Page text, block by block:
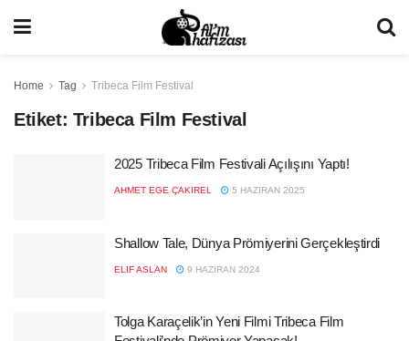
Home Tag Tribeca Film Festival
Etiket: Tribeca Film Festival
2025 Tribeca Film Festivali Açılışını Yaptı!
AHMET EGE ÇAKIREL 5 HAZIRAN 2025
Shallow Tale, Dünya Prömiyerini Gerçekleştirdi
ELIF ASLAN 9 HAZIRAN 2024
Tolga Karaçelik’in Yeni Filmi Tribeca Film